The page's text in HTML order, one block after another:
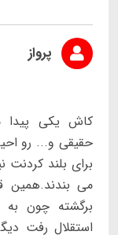
پرواز
کاش یکی پیدا
حقیقی و... رو
برای بلند
می بندند.همین
برگشته چون به
استقلال رفت